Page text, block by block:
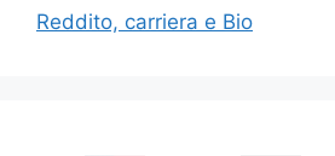
Reddito, carriera e Bio